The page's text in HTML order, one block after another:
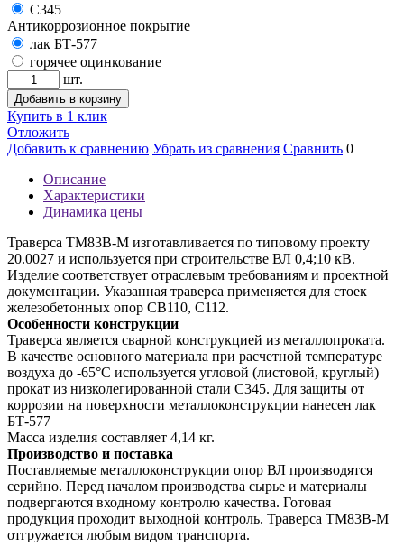
С345
Антикоррозионное покрытие
лак БТ-577
горячее оцинкование
шт.
Добавить в корзину
Купить в 1 клик
Отложить
Добавить к сравнению Убрать из сравнения Сравнить 0
Описание
Характеристики
Динамика цены
Траверса ТМ83В-М изготавливается по типовому проекту
20.0027 и используется при строительстве ВЛ 0,4;10 кВ.
Изделие соответствует отраслевым требованиям и проектной
документации. Указанная траверса применяется для стоек
железобетонных опор СВ110, С112.
Особенности конструкции
Траверса является сварной конструкцией из металлопроката.
В качестве основного материала при расчетной температуре
воздуха до -65°С используется угловой (листовой, круглый)
прокат из низколегированной стали С345. Для защиты от
коррозии на поверхности металлоконструкции нанесен лак
БТ-577
Масса изделия составляет 4,14 кг.
Производство и поставка
Поставляемые металлоконструкции опор ВЛ производятся
серийно. Перед началом производства сырье и материалы
подвергаются входному контролю качества. Готовая
продукция проходит выходной контроль. Траверса ТМ83В-М
отгружается любым видом транспорта.